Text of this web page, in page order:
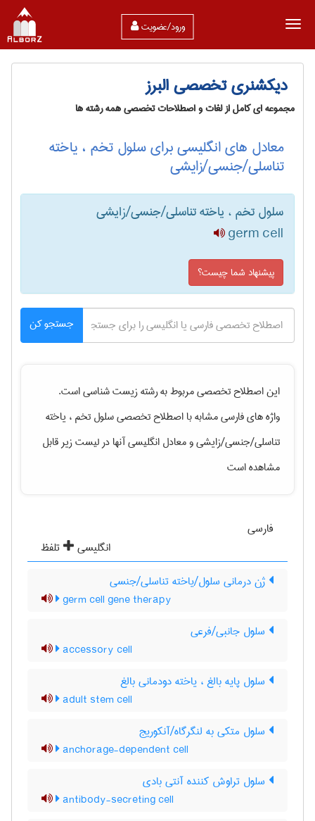
ورود/عضویت
دیکشنری تخصصی البرز
مجموعه ای کامل از لغات و اصطلاحات تخصصی همه رشته ها
معادل های انگلیسی برای سلول تخم ، یاخته
تناسلی/جنسی/زایشی
سلول تخم ، یاخته تناسلی/جنسی/زایشی
germ cell
پیشنهاد شما چیست؟
جستجو کن
این اصطلاح تخصصی مربوط به رشتهزيست شناسیاست.
واژه های فارسی مشابه با اصطلاح تخصصیسلول تخم ، یاخته
تناسلی/جنسی/زایشیو معادل انگلیسی آنها در لیست زیر قابل
مشاهده است
فارسی
انگلیسی
تلفظ
ژن درمانی سلول/یاخته تناسلی/جنسی
germ cell gene therapy
سلول جانبی/فرعی
accessory cell
سلول پایه بالغ ، یاخته دودمانی بالغ
adult stem cell
سلول متکی به لنگرگاه/آنکوریج
anchorage-dependent cell
سلول تراوش کننده آنتی بادی
antibody-secreting cell